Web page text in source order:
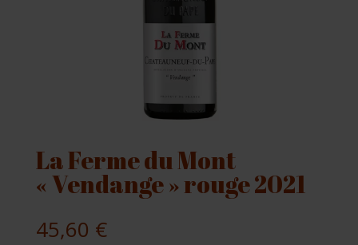
La Ferme du Mont
« Vendange » rouge 2021
45,60 €